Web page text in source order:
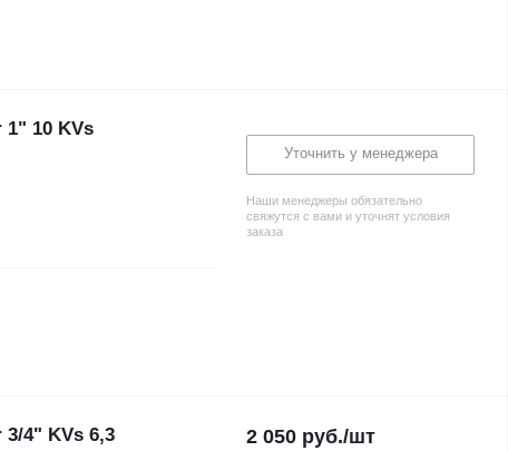
1" 10 KVs
Уточнить у менеджера
Наши менеджеры обязательно
свяжутся с вами и уточнят условия
заказа
4" KVs 6,3 2 050 руб./шт